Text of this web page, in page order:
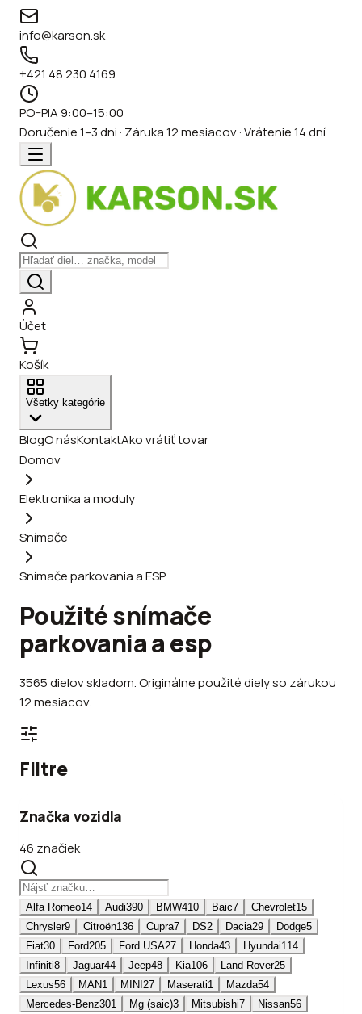
info@karson.sk
+421 48 230 4169
PO–PIA 9:00–15:00
Doručenie 1–3 dni · Záruka 12 mesiacov · Vrátenie 14 dní
Účet
Košík
Všetky kategórie
BlogO násKontaktAko vrátiť tovar
Domov
Elektronika a moduly
Snímače
Snímače parkovania a ESP
Použité snímače
parkovania a esp
3565dielovskladom.Originálne použité diely so zárukou
12 mesiacov.
Filtre
Značka vozidla
46 značiek
Alfa Romeo14 Audi390 BMW410 Baic7 Chevrolet15
Chrysler9 Citroën136 Cupra7 DS2 Dacia29 Dodge5
Fiat30 Ford205 Ford USA27 Honda43 Hyundai114
Infiniti8 Jaguar44 Jeep48 Kia106 Land Rover25
Lexus56 MAN1 MINI27 Maserati1 Mazda54
Mercedes-Benz301 Mg (saic)3 Mitsubishi7 Nissan56